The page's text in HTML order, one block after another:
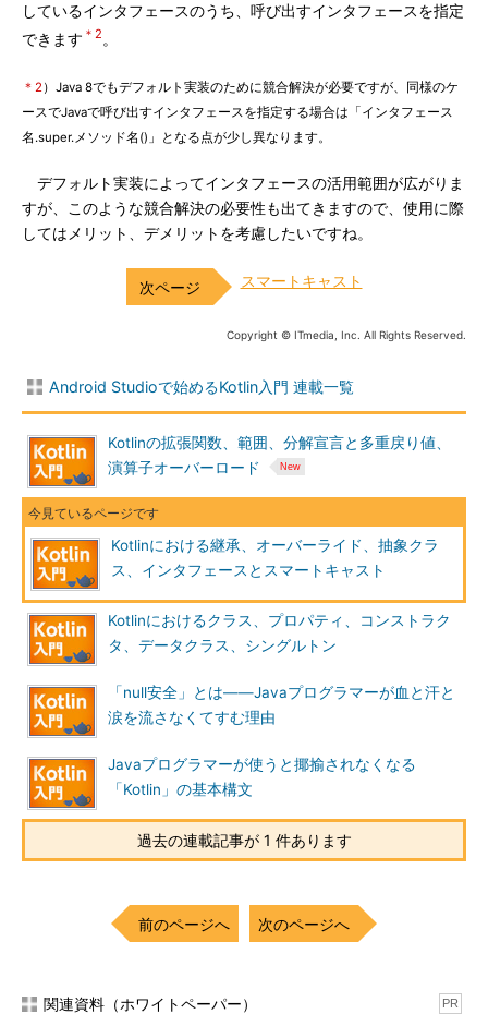
しているインタフェースのうち、呼び出すインタフェースを指定
できます ＊2 。
＊2 ）Java 8でもデフォルト実装のために競合解決が必要ですが、同様のケ
ースでJavaで呼び出すインタフェースを指定する場合は「インタフェース
名.super.メソッド名()」となる点が少し異なります。
デフォルト実装によってインタフェースの活用範囲が広がりま
すが、このような競合解決の必要性も出てきますので、使用に際
してはメリット、デメリットを考慮したいですね。
スマートキャスト
Copyright © ITmedia, Inc. All Rights Reserved.
Android Studioで始めるKotlin入門 連載一覧
Kotlinの拡張関数、範囲、分解宣言と多重戻り値、
演算子オーバーロード
Kotlinにおける継承、オーバーライド、抽象クラ
ス、インタフェースとスマートキャスト
Kotlinにおけるクラス、プロパティ、コンストラク
タ、データクラス、シングルトン
「null安全」とは――Javaプログラマーが血と汗と
涙を流さなくてすむ理由
Javaプログラマーが使うと揶揄されなくなる
「Kotlin」の基本構文
過去の連載記事が 1 件あります
前のページへ 次のページへ
関連資料（ホワイトペーパー） PR